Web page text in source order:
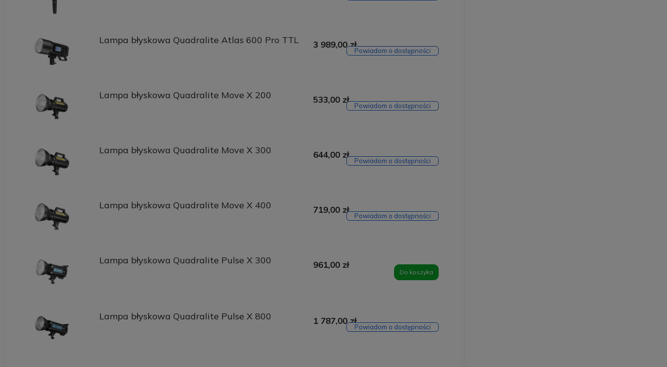
Lampa błyskowa Quadralite Atlas 600 Pro TTL 3 989,00 zł
Powiadom o dostępności
Lampa błyskowa Quadralite Move X 200 533,00 zł
Powiadom o dostępności
Lampa błyskowa Quadralite Move X 300 644,00 zł
Powiadom o dostępności
Lampa błyskowa Quadralite Move X 400 719,00 zł
Powiadom o dostępności
Lampa błyskowa Quadralite Pulse X 300 961,00 zł
Do koszyka
Lampa błyskowa Quadralite Pulse X 800 1 787,00 zł
Powiadom o dostępności